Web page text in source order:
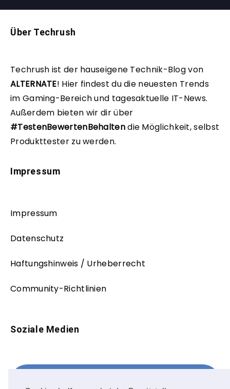
Über Techrush
Techrush ist der hauseigene Technik-Blog von
ALTERNATE! Hier findest du die neuesten Trends
im Gaming-Bereich und tagesaktuelle IT-News.
Außerdem bieten wir dir über
#TestenBewertenBehaltendie Möglichkeit, selbst
Produkttester zu werden.
Impressum
Impressum
Datenschutz
Haftungshinweis / Urheberrecht
Community-Richtlinien
Soziale Medien